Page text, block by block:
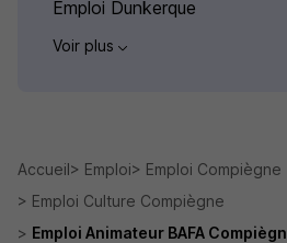
Emploi Dunkerque
Voir plus
Accueil Emploi
Emploi Compiègne
Emploi Culture Compiègne
Emploi Animateur BAFA